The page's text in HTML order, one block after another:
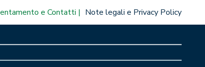
e Contatti Note legali e Privacy Policy